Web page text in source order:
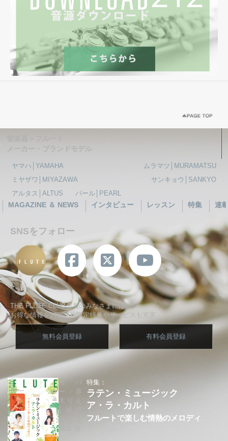
ヤマハ│YAMAHA
ムラマツ│MURAMATSU
ミヤザワ│MIYAZAWA
サンキョウ│SANKYO
アルタス│ALTUS
パール│PEARL
MAGAZINE ＆ NEWS インタビュー レッスン 特集 連
SNSをフォロー
THE FLUTE CLUB会員のみなさまには、
お得な情報をお届け、限定特典やサービスも充実
無料会員登録 有料会員登録
特集：
ラテン・ミュージック
ア・ラ・カルト
フルートで楽しむ情熱のメロディ
カバ
ー：赤
木りえ